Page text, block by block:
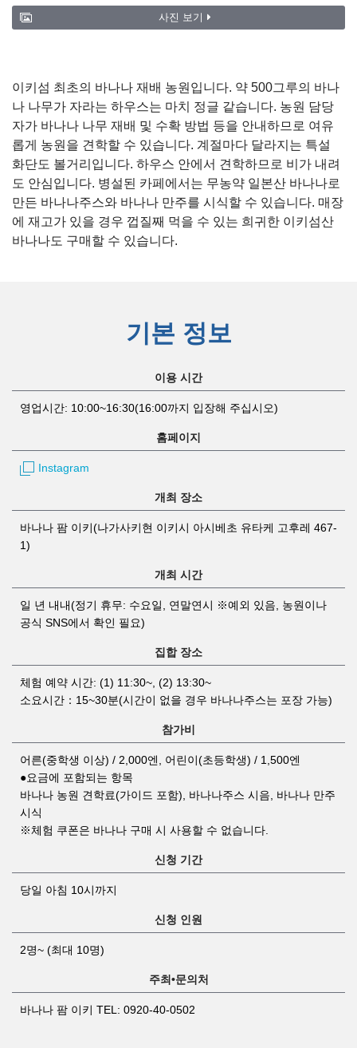
사진 보기
이키섬 최초의 바나나 재배 농원입니다. 약 500그루의 바나
나 나무가 자라는 하우스는 마치 정글 같습니다. 농원 담당
자가 바나나 나무 재배 및 수확 방법 등을 안내하므로 여유
롭게 농원을 견학할 수 있습니다. 계절마다 달라지는 특설
화단도 볼거리입니다. 하우스 안에서 견학하므로 비가 내려
도 안심입니다. 병설된 카페에서는 무농약 일본산 바나나로
만든 바나나주스와 바나나 만주를 시식할 수 있습니다. 매장
에 재고가 있을 경우 껍질째 먹을 수 있는 희귀한 이키섬산
바나나도 구매할 수 있습니다.
기본 정보
이용 시간
영업시간: 10:00~16:30(16:00까지 입장해 주십시오)
홈페이지
Instagram
개최 장소
바나나 팜 이키(나가사키현 이키시 아시베초 유타케 고후레 467-
1)
개최 시간
일 년 내내(정기 휴무: 수요일, 연말연시 ※예외 있음, 농원이나
공식 SNS에서 확인 필요)
집합 장소
체험 예약 시간: (1) 11:30~, (2) 13:30~
소요시간：15~30분(시간이 없을 경우 바나나주스는 포장 가능)
참가비
어른(중학생 이상) / 2,000엔, 어린이(초등학생) / 1,500엔
●요금에 포함되는 항목
바나나 농원 견학료(가이드 포함), 바나나주스 시음, 바나나 만주
시식
※체험 쿠폰은 바나나 구매 시 사용할 수 없습니다.
신청 기간
당일 아침 10시까지
신청 인원
2명~ (최대 10명)
주최•문의처
바나나 팜 이키 TEL: 0920-40-0502